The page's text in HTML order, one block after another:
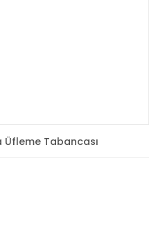
Üfleme Tabancası